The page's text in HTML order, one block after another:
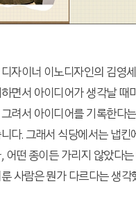
자이너 이노디자인의 김영
면서 아이디어가 생각날 때
려서 아이디어를 기록한다
다. 그래서 식당에서는 냅킨
어떤 종이든 가리지 않았다
사람은 뭔가 다르다는 생각